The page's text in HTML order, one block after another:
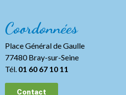
Coordonnées
Place Général de Gaulle
77480 Bray-sur-Seine
Tél. 01 60 67 10 11
Contact